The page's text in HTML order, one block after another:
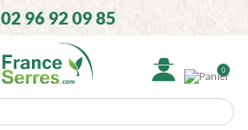
02 96 92 09 85
0